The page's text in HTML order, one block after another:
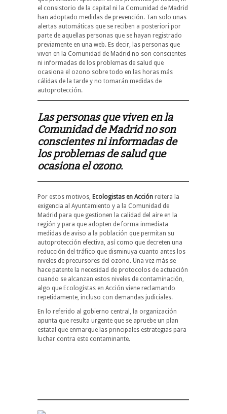
el consistorio de la capital ni la Comunidad de Madrid
han adoptado medidas de prevención. Tan solo unas
alertas automáticas que se reciben a posteriori por
parte de aquellas personas que se hayan registrado
previamente en una web. Es decir, las personas que
viven en la Comunidad de Madrid no son conscientes
ni informadas de los problemas de salud que
ocasiona el ozono sobre todo en las horas más
cálidas de la tarde y no tomarán medidas de
autoprotección.
Las personas que viven en la
Comunidad de Madrid no son
conscientes ni informadas de
los problemas de salud que
ocasiona el ozono.
Por estos motivos, Ecologistas en Acción reitera la
exigencia al Ayuntamiento y a la Comunidad de
Madrid para que gestionen la calidad del aire en la
región y para que adopten de forma inmediata
medidas de aviso a la población que permitan su
autoprotección efectiva, así como que decreten una
reducción del tráfico que disminuya cuanto antes los
niveles de precursores del ozono. Una vez más se
hace patente la necesidad de protocolos de actuación
cuando se alcanzan estos niveles de contaminación,
algo que Ecologistas en Acción viene reclamando
repetidamente, incluso con demandas judiciales.
En lo referido al gobierno central, la organización
apunta que resulta urgente que se apruebe un plan
estatal que enmarque las principales estrategias para
luchar contra este contaminante.